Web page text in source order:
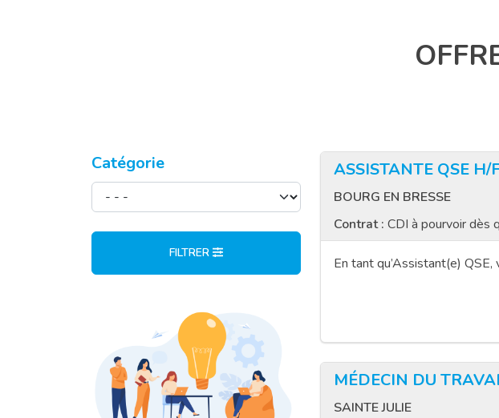
Catégorie
FILTRER
ASSISTANTE QSE H/
BOURG EN BRESSE
Contrat : CDI à pourvoir dès
En tant qu’Assistant(e)
MÉDECIN DU
SAINTE JULIE